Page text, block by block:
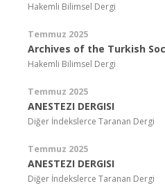
Hakemli Bilimsel Dergi
Temmuz 2025
Archives of the Turkish
Hakemli Bilimsel Dergi
Temmuz 2025
ANESTEZI DERGISI
Diğer İndekslerce Taranan Dergi
Temmuz 2025
ANESTEZI DERGISI
Diğer İndekslerce Taranan Dergi